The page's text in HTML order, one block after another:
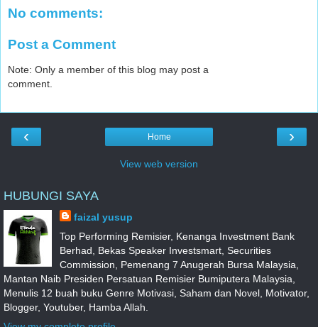
No comments:
Post a Comment
Note: Only a member of this blog may post a
comment.
‹ ›
Home
View web version
HUBUNGI SAYA
faizal yusup
Top Performing Remisier, Kenanga Investment Bank
Berhad, Bekas Speaker Investsmart, Securities
Commission, Pemenang 7 Anugerah Bursa Malaysia,
Mantan Naib Presiden Persatuan Remisier Bumiputera Malaysia,
Menulis 12 buah buku Genre Motivasi, Saham dan Novel, Motivator,
Blogger, Youtuber, Hamba Allah.